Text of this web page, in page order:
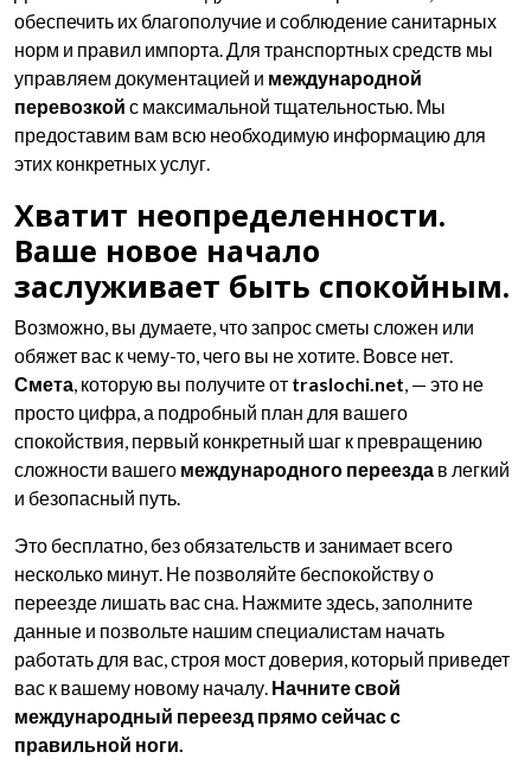
обеспечить их благополучие и соблюдение санитарных
норм и правил импорта. Для транспортных средств мы
управляем документацией и международной
перевозкой с максимальной тщательностью. Мы
предоставим вам всю необходимую информацию для
этих конкретных услуг.
Хватит неопределенности.
Ваше новое начало
заслуживает быть спокойным.
Возможно, вы думаете, что запрос сметы сложен или
обяжет вас к чему-то, чего вы не хотите. Вовсе нет.
Смета , которую вы получите от traslochi.net , — это не
просто цифра, а подробный план для вашего
спокойствия, первый конкретный шаг к превращению
сложности вашего международного переезда в легкий
и безопасный путь.
Это бесплатно, без обязательств и занимает всего
несколько минут. Не позволяйте беспокойству о
переезде лишать вас сна. Нажмите здесь, заполните
данные и позвольте нашим специалистам начать
работать для вас, строя мост доверия, который приведет
вас к вашему новому началу. Начните свой
международный переезд прямо сейчас с
правильной ноги.